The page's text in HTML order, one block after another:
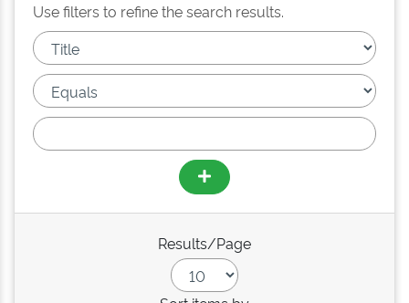
Use filters to refine the search results.
Results/Page